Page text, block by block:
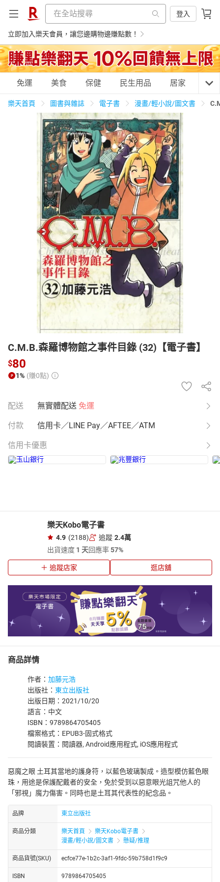
登入
立即加入樂天會員，讓您邊購物邊賺點數！
購物網分類
天天免運 美食蛋糕 養生保健 民生用品
居家生活 3C家電 運動休閒 親子玩具
女裝 男裝 化妝保養 情趣用品
日本購物 電子/紙本書
HOT
免運 美食 保健 民生用品 居家 3C
樂天首頁 圖書與雜誌 電子書 漫畫/輕小說/圖文書
C.M.B.森羅博物館之事件目錄 (32)【電子書】
$80
1% (賺0點)
配送 無實體配送 免運
付款 信用卡／LINE Pay／AFTEE／ATM
信用卡優惠
樂天Kobo電子書
4.9 (2188) 追蹤 2.4萬
出貨速度 1 天回應率57%
追蹤店家 逛店舖
商品詳情
作者： 加藤元浩
出版社： 東立出版社
出版日期：2021/10/20
語言：中文
ISBN：9789864705405
檔案格式：EPUB3-固式格式
閱讀裝置：閱讀器, Android應用程式, iOS應用程式
惡魔之眼 土耳其當地的護身符，以藍色玻璃製成。造型模仿藍色眼
珠，用途是保護配戴者的安全，免於受到以惡意眼光詛咒他人的
「邪視」魔力傷害。同時也是土耳其代表性的紀念品。
品牌 東立出版社
商品分類 樂天首頁
樂天Kobo電子書
漫畫/輕小說/圖文書
懸疑/推理
商品貨號(SKU) ecfce77e-1b2c-3af1-9fdc-59b758d1f9c9
ISBN 9789864705405